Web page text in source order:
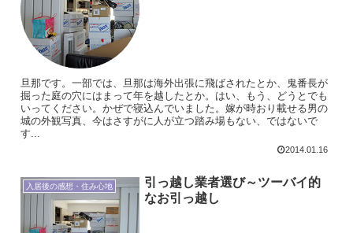
旦那です。一部では、旦那は海外出張に飛ばされたとか、鬼番長が
掘った庭の穴にはまって年を越したとか。はい、もう、どうとでも
いってください。かぜで寝込んでいました。嫁が時おり載せる男の
城の外観写真、今はさすがに人が立つ踏み場もない、ではないで
す...
2014.01.16
入居後の感想・住み心地
引っ越し業者選び～ツーバイ的
なお引っ越し